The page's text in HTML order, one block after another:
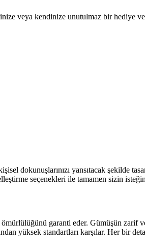
veya kendinize unutulmaz bir hediye
dokunuşlarınızı yansıtacak şekilde
seçenekleri ile tamamen sizin
garanti eder. Gümüşün zarif
yüksek standartları karşılar. Her bir